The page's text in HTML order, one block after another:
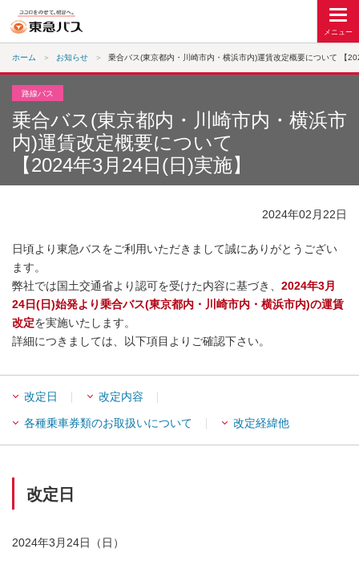
ホーム お知らせ 乗合バス(東京都内・川崎市内・横浜市内)運賃改定概要について 【
路線バス
乗合バス(東京都内・川崎市内・横浜市
内)運賃改定概要について
【2024年3月24日(日)実施】
2024年02月22日
日頃より東急バスをご利用いただきまして誠にありがとうござい
ます。
弊社では国土交通省より認可を受けた内容に基づき、 2024年3月
24日(日)始発より乗合バス(東京都内・川崎市内・横浜市内)の運賃
改定を実施いたします。
詳細につきましては、以下項目よりご確認下さい。
改定日 改定内容
各種乗車券類のお取扱いについて 改定経緯他
改定日
2024年3月24日（日）